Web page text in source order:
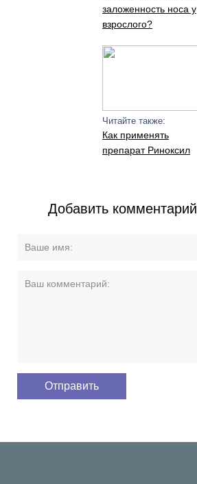
заложенность носа у
взрослого?
Читайте также:
Как применять
препарат Риноксил
Добавить комментарий